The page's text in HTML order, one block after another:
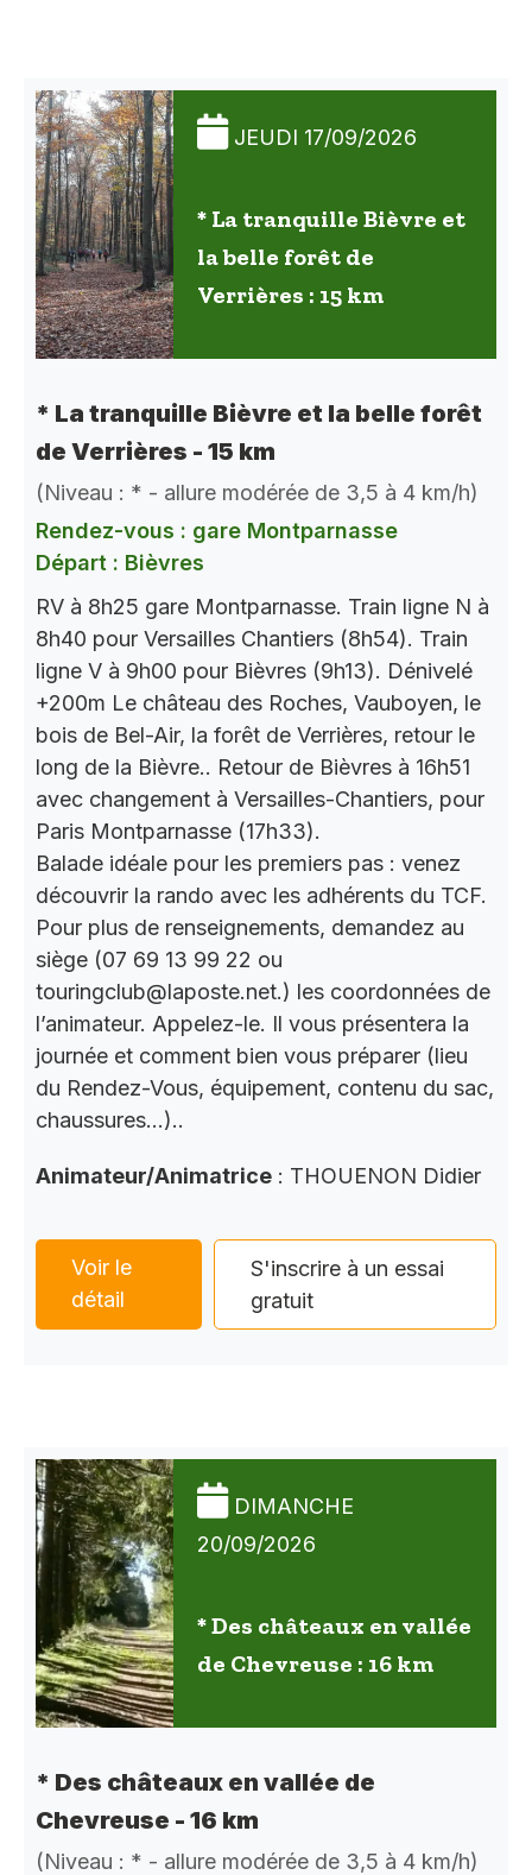
JEUDI 17/09/2026
* La tranquille Bièvre et
la belle forêt de
Verrières : 15 km
* La tranquille Bièvre et la belle forêt
de Verrières - 15 km
(Niveau : * - allure modérée de 3,5 à 4 km/h)
Rendez-vous : gare Montparnasse
Départ : Bièvres
RV à 8h25 gare Montparnasse. Train ligne N à
8h40 pour Versailles Chantiers (8h54). Train
ligne V à 9h00 pour Bièvres (9h13). Dénivelé
+200m Le château des Roches, Vauboyen, le
bois de Bel-Air, la forêt de Verrières, retour le
long de la Bièvre.. Retour de Bièvres à 16h51
avec changement à Versailles-Chantiers, pour
Paris Montparnasse (17h33).
Balade idéale pour les premiers pas : venez
découvrir la rando avec les adhérents du TCF.
Pour plus de renseignements, demandez au
siège (07 69 13 99 22 ou
touringclub@laposte.net.) les coordonnées de
l’animateur. Appelez-le. Il vous présentera la
journée et comment bien vous préparer (lieu
du Rendez-Vous, équipement, contenu du sac,
chaussures…)..
Animateur/Animatrice : THOUENON Didier
Voir le
détail
S'inscrire à un essai
gratuit
DIMANCHE
20/09/2026
* Des châteaux en vallée
de Chevreuse : 16 km
* Des châteaux en vallée de
Chevreuse - 16 km
(Niveau : * - allure modérée de 3,5 à 4 km/h)